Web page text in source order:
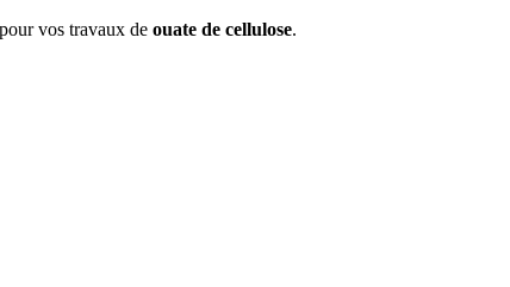
vos travaux de ouate de cellulose.